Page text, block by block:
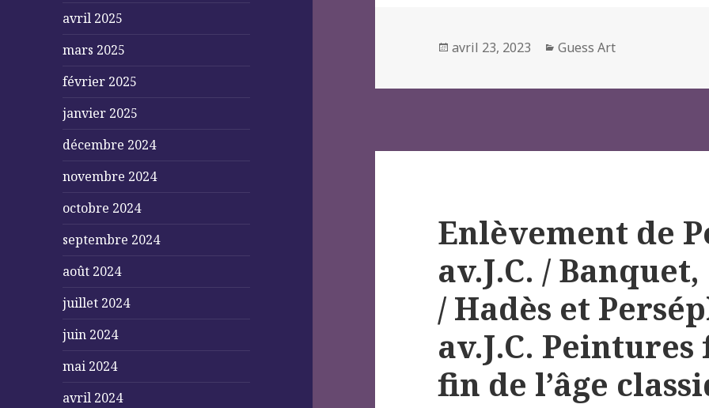
avril 2025
mars 2025
février 2025
janvier 2025
décembre 2024
novembre 2024
octobre 2024
septembre 2024
août 2024
juillet 2024
juin 2024
mai 2024
avril 2024
Posted
avril 23, 2023 Categories
Guess Art
Enlèvement de
av.J.C. /
/ Hadès et
av.J.C.
fin de l’âge